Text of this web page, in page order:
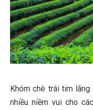
Khóm chè trái tim
nhiều niềm vui cho